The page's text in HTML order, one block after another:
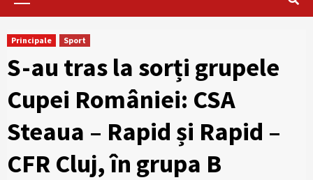
Principale Sport
S-au tras la sorți grupele
Cupei României: CSA
Steaua – Rapid și Rapid –
CFR Cluj, în grupa B